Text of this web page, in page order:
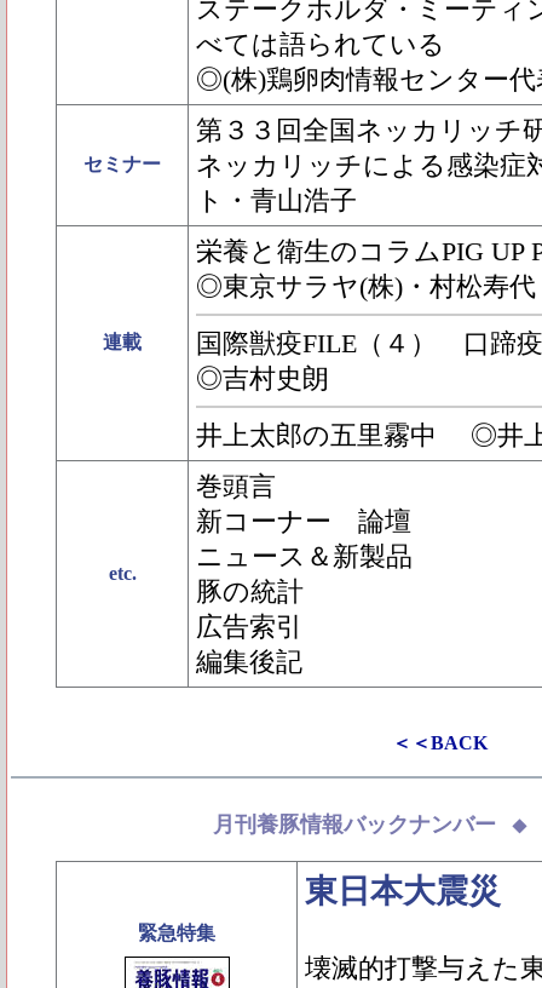
ステークホルダ・ミーテ
べては語られている
◎(株)鶏卵肉情報センター代
セミナー
第３３回全国ネッカリッ
ネッカリッチによる感染
ト・青山浩子
連載
栄養と衛生のコラムPIG UP
◎東京サラヤ(株)・村松寿
国際獣疫FILE（４） 口蹄
◎吉村史朗
井上太郎の五里霧中 ◎井
etc.
巻頭言
新コーナー 論壇
ニュース＆新製品
豚の統計
広告索引
編集後記
＜＜BACK
月刊養豚情報バックナンバー ◆
緊急特集
東日本大震災
壊滅的打撃与えた